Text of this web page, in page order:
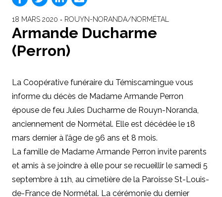
18 MARS 2020 ‐ ROUYN-NORANDA/NORMÉTAL
Armande Ducharme
(Perron)
La Coopérative funéraire du Témiscamingue vous
informe du décès de Madame Armande Perron
épouse de feu Jules Ducharme de Rouyn-Noranda,
anciennement de Normétal. Elle est décédée le 18
mars dernier à l’âge de 96 ans et 8 mois.
La famille de Madame Armande Perron invite parents
et amis à se joindre à elle pour se recueillir le samedi 5
septembre à 11h, au cimetière de la Paroisse St-Louis-
de-France de Normétal. La cérémonie du dernier